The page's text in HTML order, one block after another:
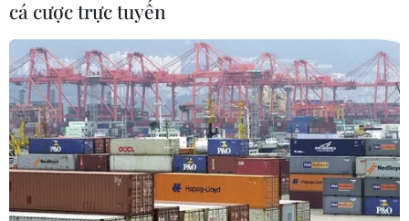
Đà Nẵng lần đầu đăng cai chung kết
Hoa hậu Di sản toàn cầu 2026
05/08/2026 11:01
Đà Nẵng chi gần 38 tỷ đồng trang trí
Tết Đinh Mùi 2027
cá cược trực tuyến